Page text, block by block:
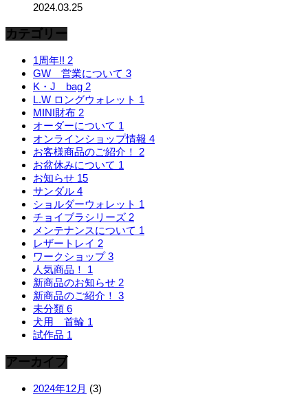
2024.03.25
カテゴリー
1周年!! 2
GW 営業について 3
K・J bag 2
L.W ロングウォレット 1
MINI財布 2
オーダーについて 1
オンラインショップ情報 4
お客様商品のご紹介！ 2
お盆休みについて 1
お知らせ 15
サンダル 4
ショルダーウォレット 1
チョイブラシリーズ 2
メンテナンスについて 1
レザートレイ 2
ワークショップ3
人気商品！ 1
新商品のお知らせ 2
新商品のご紹介！ 3
未分類 6
犬用 首輪 1
試作品 1
アーカイブ
2024年12月 (3)